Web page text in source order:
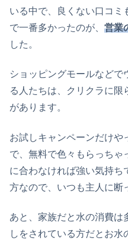
いる中で、良くない口コミ
で一番多かったのが、 営業
した。
ショッピングモールなどで
る人たちは、クリクラに限
があります。
お試しキャンペーンだけや
で、無料で色々もらっちゃ
に合わなければ強い気持ち
方なので、いつも主人に断
あと、家族だと水の消費は
しをされている方だとお